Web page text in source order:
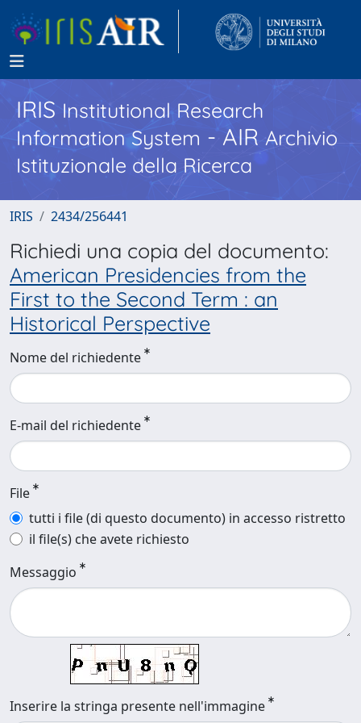
IRISInstitutional Research
Information System - AIR Archivio
Istituzionale della Ricerca
IRIS 2434/256441
Richiedi una copia del documento:
American Presidencies from the
First to the Second Term : an
Historical Perspective
Nome del richiedente
E-mail del richiedente
File
tutti i file (di questo documento) in accesso ristretto
il file(s) che avete richiesto
Messaggio
Inserire la stringa presente nell'immagine